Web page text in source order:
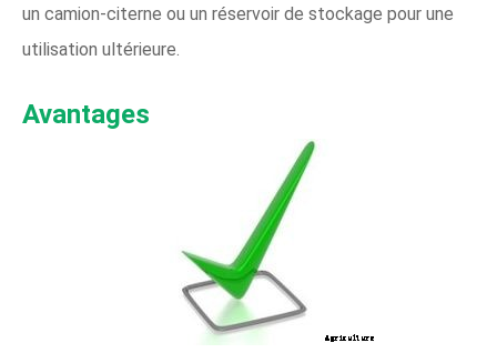
un camion-citerne ou un réservoir de stockage pour une
utilisation ultérieure.
Avantages